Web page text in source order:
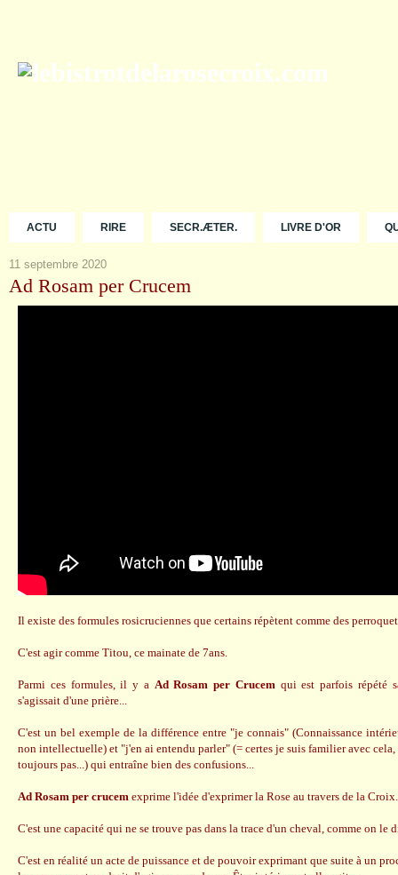
ACTU RIRE SECR.ÆTER. LIVRE D'OR
11 septembre 2020
Ad Rosam per Crucem
Il existe des formules rosicruciennes que certains répètent comme des
C'est agir comme Titou, ce mainate de 7ans.
Parmi ces formules, il y a Ad Rosam per Crucemqui est parfois répété
s'agissait d'une prière...
C'est un bel exemple de la différence entre "je connais" (Connaissance
non intellectuelle) et "j'en ai entendu parler" (= certes je suis familier avec
toujours pas...) qui entraîne bien des confusions...
Ad Rosam per crucem exprime l'idée d'exprimer la Rose au travers de la Croix.
C'est une capacité qui ne se trouve pas dans la trace d'un cheval, comme on le
C'est en réalité un acte de puissance et de pouvoir exprimant que suite à un